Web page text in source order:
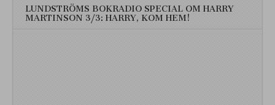
LUNDSTRÖMS BOKRADIO SPECIAL OM HARRY
MARTINSON 3/3: HARRY, KOM HEM!